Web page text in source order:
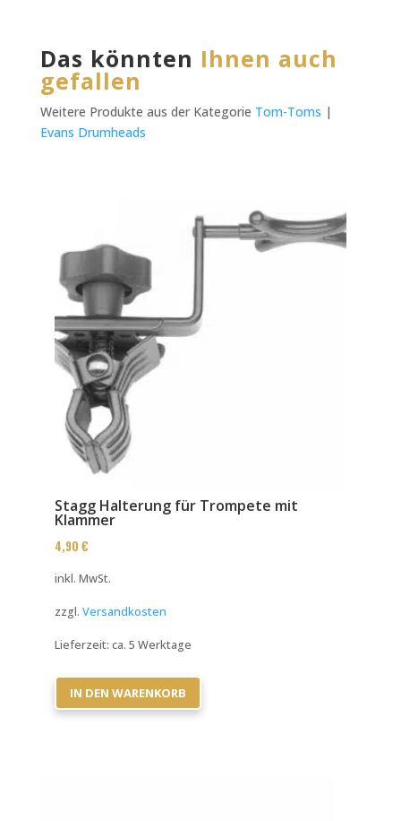
Das könnten Ihnen auch
gefallen
Weitere Produkte aus der Kategorie Tom-Toms |
Evans Drumheads
Stagg Halterung für Trompete mit
Klammer
4,90 €
inkl. MwSt.
zzgl. Versandkosten
Lieferzeit: ca. 5 Werktage
IN DEN WARENKORB